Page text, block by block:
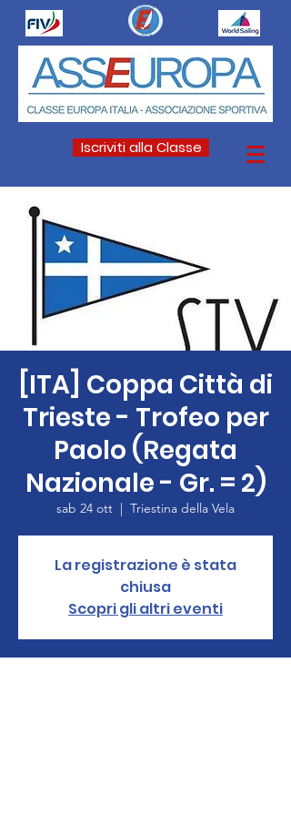
Iscriviti alla Classe
[ITA] Coppa Città di
Trieste - Trofeo per
Paolo (Regata
Nazionale - Gr. = 2)
sab 24 ott
  |
Triestina della Vela
La registrazione è stata
chiusa
Scopri gli altri eventi